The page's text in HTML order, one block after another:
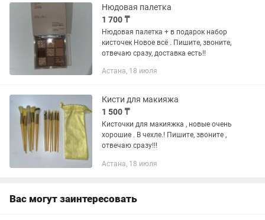
Нюдовая палетка
1 700 ₸
Нюдовая палетка + в подарок набор
кисточек Новое всё . Пишите, звоните,
отвечаю сразу, доставка есть!!
Астана, 18 июля
Кисти для макияжа
1 500 ₸
Кисточки для макияжка , новые очень
хорошие . В чехле.! Пишите, звоните ,
отвечаю сразу!!!
Астана, 18 июля
Вас могут заинтересовать